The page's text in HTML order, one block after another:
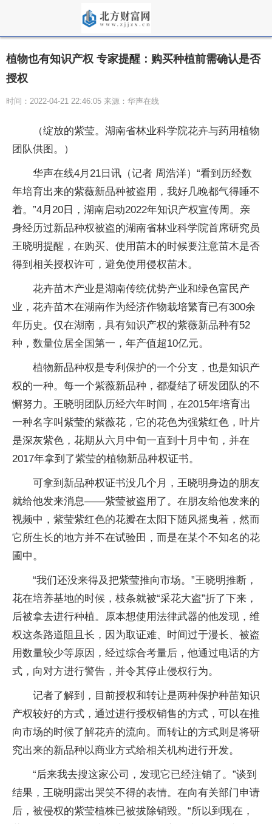
植物也有知识产权 专家提醒：购买种植前需确认是否
授权
时间：2022-04-21 22:46:05 来源：华声在线
（绽放的紫莹。湖南省林业科学院花卉与药用植物
团队供图。）
华声在线4月21日讯（记者 周浩洋）“看到历经数
年培育出来的紫薇新品种被盗用，我好几晚都气得睡不
着。”4月20日，湖南启动2022年知识产权宣传周。亲
身经历过新品种权被盗的湖南省林业科学院首席研究员
王晓明提醒，在购买、使用苗木的时候要注意苗木是否
得到相关授权许可，避免使用侵权苗木。
花卉苗木产业是湖南传统优势产业和绿色富民产
业，花卉苗木在湖南作为经济作物栽培繁育已有300余
年历史。仅在湖南，具有知识产权的紫薇新品种有52
种，数量位居全国第一，年产值超10亿元。
植物新品种权是专利保护的一个分支，也是知识产
权的一种。每一个紫薇新品种，都凝结了研发团队的不
懈努力。王晓明团队历经六年时间，在2015年培育出
一种名字叫紫莹的紫薇花，它的花色为强紫红色，叶片
是深灰紫色，花期从六月中旬一直到十月中旬，并在
2017年拿到了紫莹的植物新品种权证书。
可拿到新品种权证书没几个月，王晓明身边的朋友
就给他发来消息——紫莹被盗用了。在朋友给他发来的
视频中，紫莹紫红色的花瓣在太阳下随风摇曳着，然而
它所生长的地方并不在试验田，而是在某个不知名的花
圃中。
“我们还没来得及把紫莹推向市场。”王晓明推断，
花在培养基地的时候，枝条就被“采花大盗”折了下来，
后被拿去进行种植。原本想使用法律武器的他发现，维
权这条路道阻且长，因为取证难、时间过于漫长、被盗
用数量较少等原因，经过综合考量后，他通过电话的方
式，向对方进行警告，并令其停止侵权行为。
记者了解到，目前授权和转让是两种保护种苗知识
产权较好的方式，通过进行授权销售的方式，可以在推
向市场的时候了解花卉的流向。而转让的方式则是将研
究出来的新品种以商业方式给相关机构进行开发。
“后来我去搜这家公司，发现它已经注销了。”谈到
结果，王晓明露出哭笑不得的表情。在向有关部门申请
后，被侵权的紫莹植株已被拔除销毁。“所以到现在，